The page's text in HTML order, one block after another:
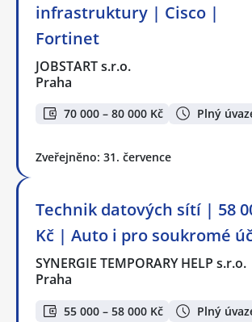
infrastruktury | Cisco |
Fortinet
JOBSTART s.r.o.
Praha
70 000 – 80 000 Kč Plný
Zveřejněno: 31. července
Technik datových sítí | 58
Kč | Auto i pro soukromé
SYNERGIE TEMPORARY HELP s.r.o.
Praha
55 000 – 58 000 Kč
Plný